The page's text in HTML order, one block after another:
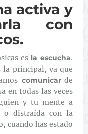
activa y
con
es la escucha.
la principal, ya que
comunicarde
en todas las veces
y tu mente a
o distraída con la
cuando has estado